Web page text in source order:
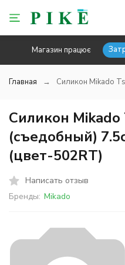
Магазин працює
Главная Силикон Mikado
Силикон Mikado
(съедобный)
(цвет-502RT)
Написать отзыв
Бренды: Mikado